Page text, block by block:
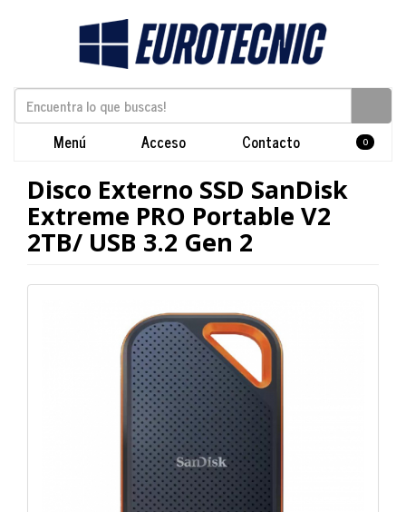
Menú Acceso Contacto 0
Disco Externo SSD SanDisk
Extreme PRO Portable V2
2TB/ USB 3.2 Gen 2